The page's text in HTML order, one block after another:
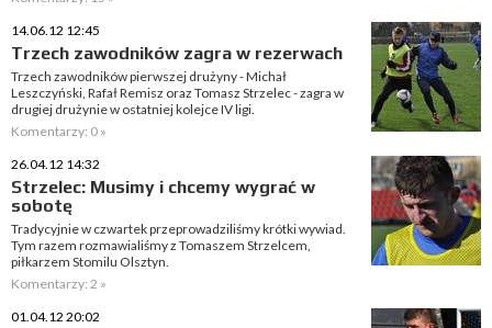
14.06.12 12:45
Trzech zawodników zagra w rezerwach
Trzech zawodników pierwszej drużyny - Michał
Leszczyński, Rafał Remisz oraz Tomasz Strzelec - zagra w
drugiej drużynie w ostatniej kolejce IV ligi.
Komentarzy: 0 »
26.04.12 14:32
Strzelec: Musimy i chcemy wygrać w
sobotę
Tradycyjnie w czwartek przeprowadziliśmy krótki wywiad.
Tym razem rozmawialiśmy z Tomaszem Strzelcem,
piłkarzem Stomilu Olsztyn.
Komentarzy: 2 »
01.04.12 20:02